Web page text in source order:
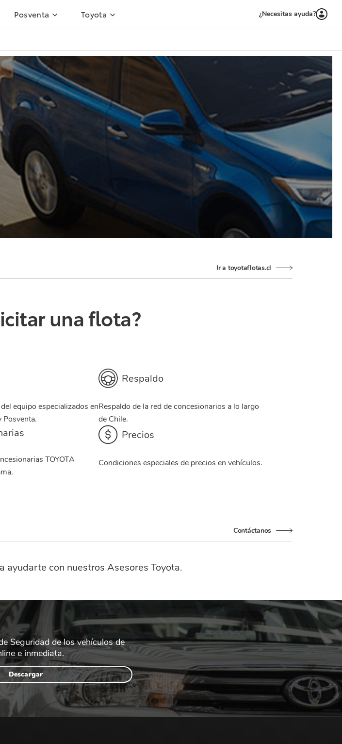
Posventa Toyota ¿Necesitas ayuda?
Ir a toyotaflotas.cl
una flota?
equipo especializados en
Posventa.
Respaldo
Respaldo de la red de concesionarios a lo largo
de Chile.
TOYOTA
Precios
Condiciones especiales de precios en vehículos.
Contáctanos
ayudarte con nuestros Asesores Toyota.
Seguridad de los vehículos de
e inmediata.
Descargar